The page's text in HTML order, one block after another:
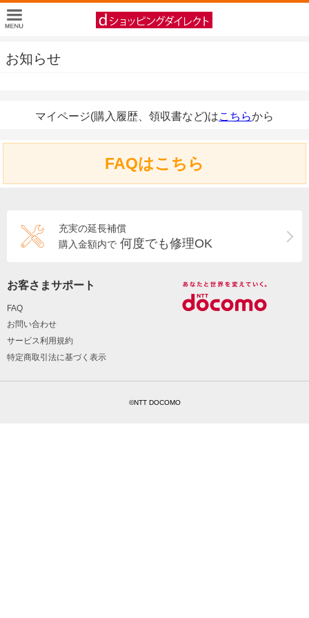
お知らせ
マイページ(購入履歴、領収書など)はこちらから
FAQはこちら
充実の延長補償
購入金額内で 何度でも修理OK
お客さまサポート
FAQ
お問い合わせ
サービス利用規約
特定商取引法に基づく表示
©NTT DOCOMO